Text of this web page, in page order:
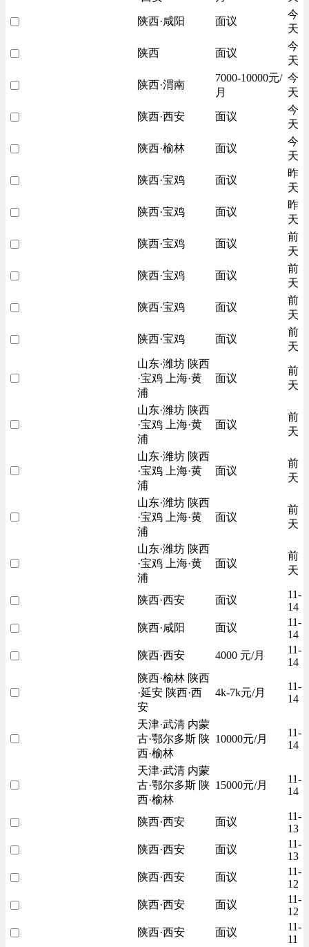
陕西·咸阳 面议
今
天
陕西 面议
今
天
陕西·渭南
7000-10000元/
月
今
天
陕西·西安 面议
今
天
陕西·榆林 面议
今
天
陕西·宝鸡 面议
昨
天
陕西·宝鸡 面议
昨
天
陕西·宝鸡 面议
前
天
陕西·宝鸡 面议
前
天
陕西·宝鸡 面议
前
天
陕西·宝鸡 面议
前
天
山东·潍坊 陕西
·宝鸡 上海·黄
浦
面议
前
天
山东·潍坊 陕西
·宝鸡 上海·黄
浦
面议
前
天
山东·潍坊 陕西
·宝鸡 上海·黄
浦
面议
前
天
山东·潍坊 陕西
·宝鸡 上海·黄
浦
面议
前
天
山东·潍坊 陕西
·宝鸡 上海·黄
浦
面议
前
天
陕西·西安 面议
11-
14
陕西·咸阳
面议
11-
14
陕西·西安
4000 元/月
11-
14
陕西·榆林 陕西
·延安 陕西·西
安
4k-7k元/月
11-
14
天津·武清 内蒙
古·鄂尔多斯 陕
西·榆林
10000元/月
11-
14
天津·武清 内蒙
古·鄂尔多斯 陕
西·榆林
15000元/月
11-
14
陕西·西安 面议
11-
13
陕西·西安
面议
11-
13
陕西·西安
面议
11-
12
陕西·西安
面议
11-
12
陕西·西安
面议
11-
11